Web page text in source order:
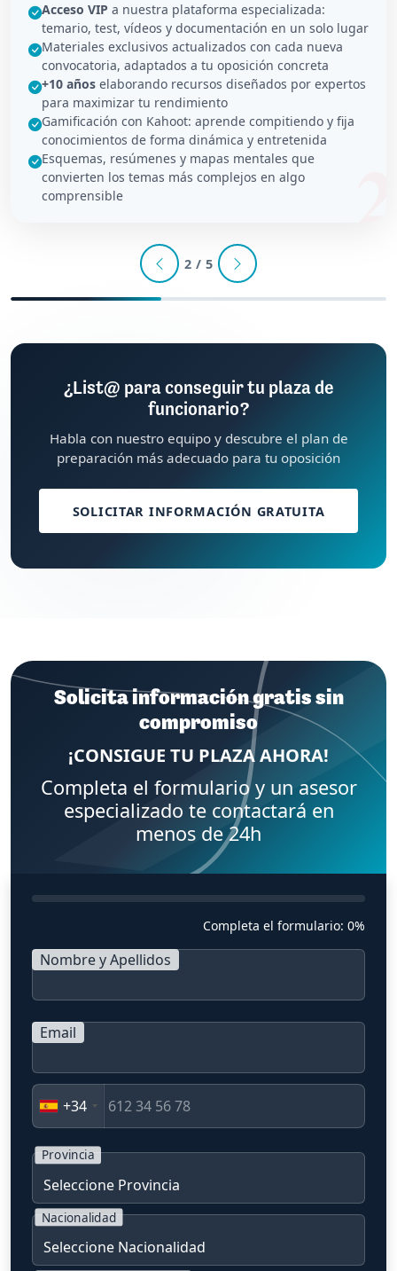
Acceso VIP a nuestra plataforma especializada:
temario, test, vídeos y documentación en un solo lugar
Materiales exclusivos actualizados con cada nueva
convocatoria, adaptados a tu oposición concreta
+10 años elaborando recursos diseñados por expertos
para maximizar tu rendimiento
Gamificación con Kahoot: aprende compitiendo y fija
conocimientos de forma dinámica y entretenida
Esquemas, resúmenes y mapas mentales que
convierten los temas más complejos en algo
comprensible
2 / 5
¿List@ para conseguir tu plaza de
funcionario?
Habla con nuestro equipo y descubre el plan de
preparación más adecuado para tu oposición
SOLICITAR INFORMACIÓN GRATUITA
Solicita información gratis sin
compromiso
¡CONSIGUE TU PLAZA AHORA!
Completa el formulario y un asesor
especializado te contactará en
menos de 24h
Completa el formulario: 0%
Nombre y Apellidos
Email
+34
Provincia
Nacionalidad